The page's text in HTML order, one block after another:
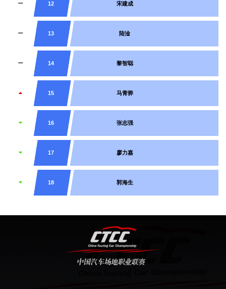
12 宋建成
13 陆淦
14 黎智聪
15 马青骅
16 张志强
17 廖力嘉
18 郭海生